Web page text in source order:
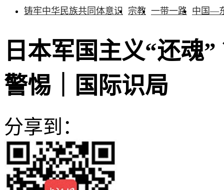
铸牢中华民族共同体意识 宗教 一带一路 中国—
日本军国主义“还魂
警惕｜国际识局
分享到：